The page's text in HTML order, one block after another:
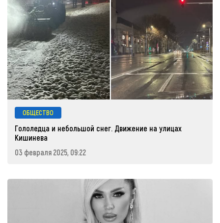
ОБЩЕСТВО
Гололедца и небольшой снег. Движение на улицах
Кишинева
03 февраля 2025, 09:22